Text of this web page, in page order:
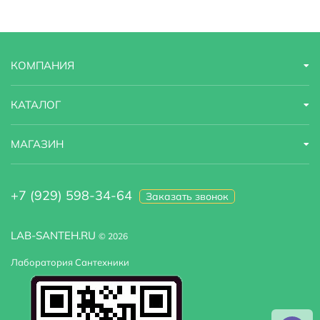
Материал фасада
Область применения
Цвет раковины : Белый
LAB-SANTEH.RU © 2026
Лаборатория Сантехники
КОМПАНИЯ
КАТАЛОГ
МАГАЗИН
+7 (929) 598-34-64 Заказать звонок